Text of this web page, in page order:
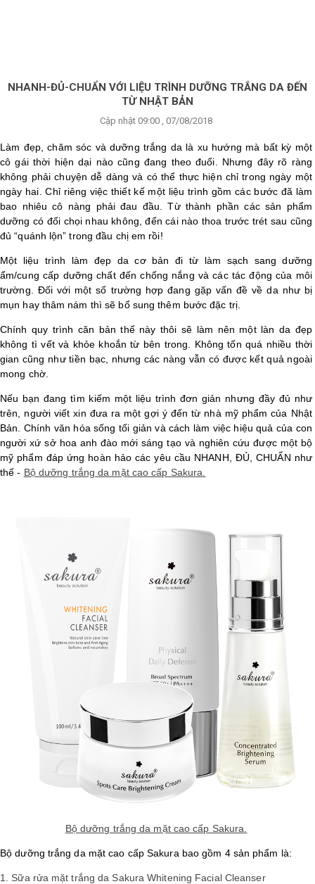
NHANH-ĐỦ-CHUẨN VỚI LIỆU TRÌNH DƯỠNG TRẮNG DA ĐẾN
TỪ NHẬT BẢN
Cập nhật 09:00 , 07/08/2018
Làm đẹp, chăm sóc và dưỡng trắng da là xu hướng mà bất kỳ một
cô gái thời hiện dại nào cũng đang theo đuổi. Nhưng đây rõ ràng
không phải chuyện dễ dàng và có thể thực hiện chỉ trong ngày một
ngày hai. Chỉ riêng việc thiết kế một liệu trình gồm các bước đã làm
bao nhiêu cô nàng phải đau đầu. Từ thành phần các sản phẩm
dưỡng có đối chọi nhau không, đến cái nào thoa trước trét sau cũng
đủ “quánh lộn” trong đầu chị em rồi!
Một liệu trình làm đẹp da cơ bản đi từ làm sạch sang dưỡng
ẩm/cung cấp dưỡng chất đến chống nắng và các tác động của môi
trường. Đối với một số trường hợp đang gặp vấn đề về da như bị
mụn hay thâm nám thì sẽ bổ sung thêm bước đặc trị.
Chính quy trình căn bản thế này thôi sẽ làm nên một làn da đẹp
không tì vết và khỏe khoắn từ bên trong. Không tốn quá nhiều thời
gian cũng như tiền bạc, nhưng các nàng vẫn có được kết quả ngoài
mong chờ.
Nếu bạn đang tìm kiếm một liệu trình đơn giản nhưng đầy đủ như
trên, người viết xin đưa ra một gợi ý đến từ nhà mỹ phẩm của Nhật
Bản. Chính văn hóa sống tối giản và cách làm việc hiệu quả của con
người xứ sở hoa anh đào mới sáng tạo và nghiên cứu được một bộ
mỹ phẩm đáp ứng hoàn hảo các yêu cầu NHANH, ĐỦ, CHUẨN như
thế - Bộ dưỡng trắng da mặt cao cấp Sakura.
Bộ dưỡng trắng da mặt cao cấp Sakura.
Bộ dưỡng trắng da mặt cao cấp Sakura bao gồm 4 sản phẩm là:
1. Sữa rửa mặt trắng da Sakura Whitening Facial Cleanser